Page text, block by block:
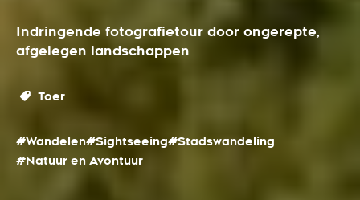
Indringende fotografietour door ongerepte,
afgelegen landschappen
Toer
#Wandelen#Sightseeing#Stadswandeling
#Natuur en Avontuur